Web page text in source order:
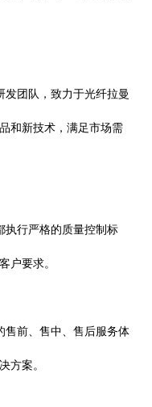
团队，致力于光纤拉曼
和新技术，满足市场需
执行严格的质量控制标
户要求。
售前、售中、售后服务体
方案。